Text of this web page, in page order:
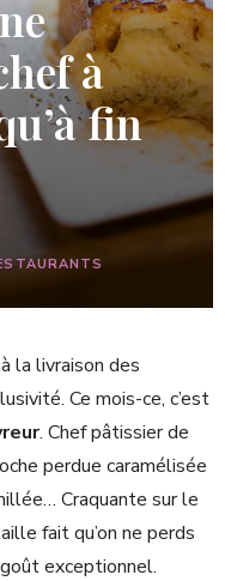
à
fin
la livraison des
Ce mois-ce, c’est
. Chef pâtissier de
perdue caramélisée
Craquante sur le
fait qu’on ne perds
exceptionnel.